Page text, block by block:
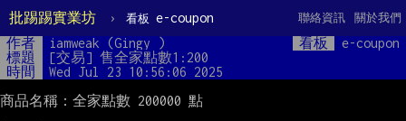
批踢踢實業坊 › 看板 e-coupon 關於我們
聯絡資訊
作者 iamweak (Gingy ) 看板
e-coupon
標題
[交易] 售全家點數1:200
時間
Wed Jul 23 10:56:06 2025
商品名稱：全家點數 200000 點